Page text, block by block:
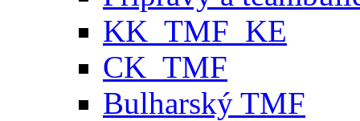
KK_TMF_KE
CK_TMF
Bulharský TMF